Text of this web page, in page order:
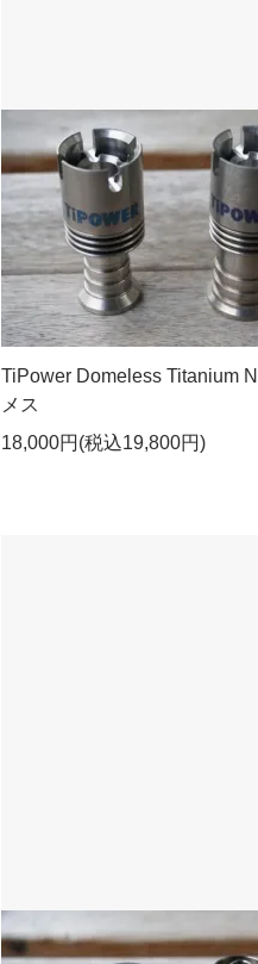
TiPower Domeless Titanium
メス
18,000円(税込19,800円)